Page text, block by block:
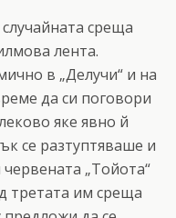
среща
лента.
в „Делучи“ и на
да си поговори
яке явно й
се разтуптяваше и
„Тойота“
третата им среща